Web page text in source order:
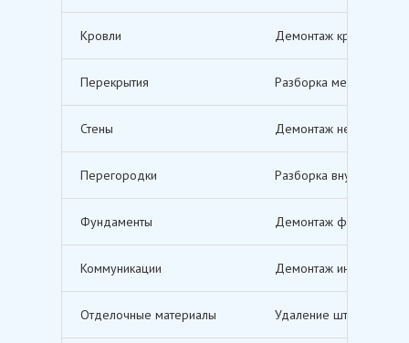
Кровли Демонтаж кровельных
Перекрытия Разборка межэтажных
Стены Демонтаж несущих и
Перегородки Разборка внутренних
Фундаменты Демонтаж
Коммуникации Демонтаж инженерных
Отделочные материалы Удаление штукатурки,